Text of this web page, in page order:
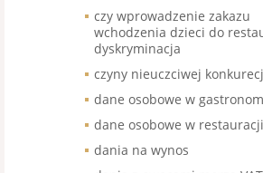
czy wprowadzenie zakazu
wchodzenia dzieci do
dyskryminacja
czyny nieuczciwej
dane osobowe w
dane osobowe w restauracji
dania na wynos